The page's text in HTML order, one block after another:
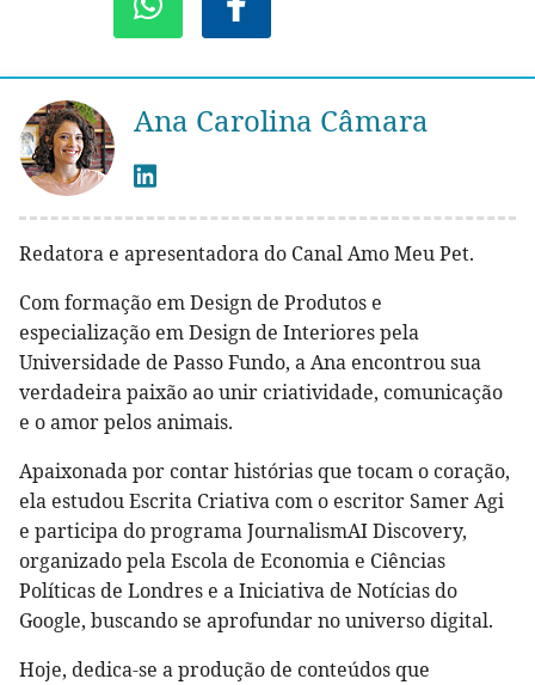
Ana Carolina Câmara
Redatora e apresentadora do Canal Amo Meu Pet.
Com formação em Design de Produtos e
especialização em Design de Interiores pela
Universidade de Passo Fundo, a Ana encontrou sua
verdadeira paixão ao unir criatividade, comunicação
e o amor pelos animais.
Apaixonada por contar histórias que tocam o coração,
ela estudou Escrita Criativa com o escritor Samer Agi
e participa do programa JournalismAI Discovery,
organizado pela Escola de Economia e Ciências
Políticas de Londres e a Iniciativa de Notícias do
Google, buscando se aprofundar no universo digital.
Hoje, dedica-se a produção de conteúdos que